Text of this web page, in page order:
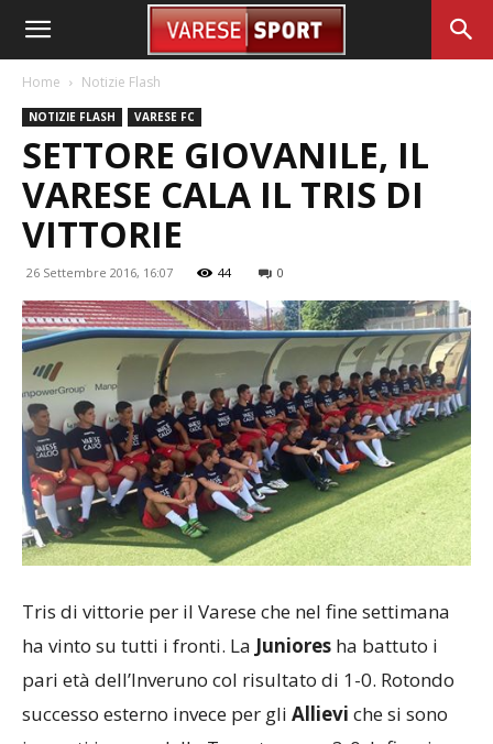
Home Notizie Flash
NOTIZIE FLASH VARESE FC
SETTORE GIOVANILE, IL
VARESE CALA IL TRIS DI
VITTORIE
26 Settembre 2016, 16:07 44 0
Tris di vittorie per il Varese che nel fine settimana
ha vinto su tutti i fronti. La Juniores ha battuto i
pari età dell’Inveruno col risultato di 1-0. Rotondo
successo esterno invece per gli Allievi che si sono